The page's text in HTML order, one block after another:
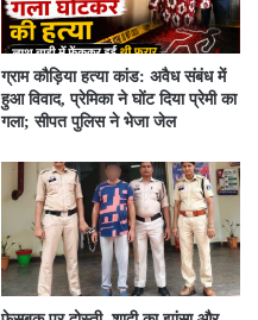
ग्राम कौड़िया हत्या कांड: अवैध संबंध में
हुआ विवाद, प्रेमिका ने घोंट दिया प्रेमी का
गला; सीपत पुलिस ने भेजा जेल